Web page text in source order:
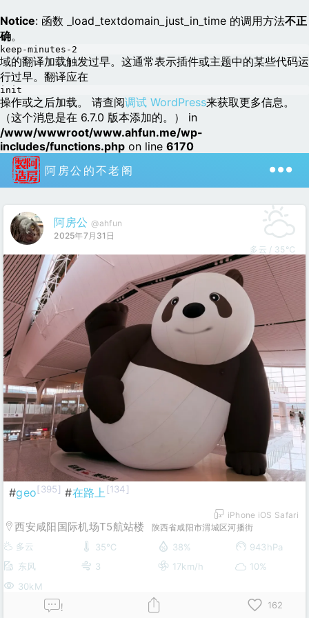
Notice: 函数 _load_textdomain_just_in_time 的调用方法不正
确。
keep-minutes-2
域的翻译加载触发过早。这通常表示插件或主题中的某些代码运
行过早。翻译应在
init
操作或之后加载。 请查阅调试 WordPress来获取更多信息。
（这个消息是在 6.7.0 版本添加的。） in
/www/wwwroot/www.ahfun.me/wp-
includes/functions.php on line 6170
阿房公的不老阁
阿房公 @ahfun
2025年7月31日
多云 / 35℃
#geo[395] #在路上 [134]
iPhone iOS Safari
西安咸阳国际机场T5航站楼 陕西省咸阳市渭城区河播街
多云 35℃ 38%
943hPa
东风
3 17km/h
10%
30kM
!
162